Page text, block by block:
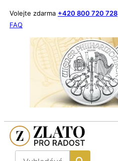
Volejte zdarma +420 800 720 728
FAQ